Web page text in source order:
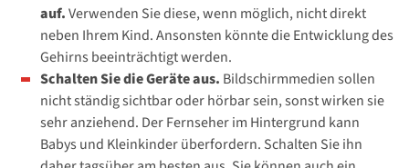
auf.Verwenden Sie diese, wenn möglich, nicht direkt
neben Ihrem Kind. Ansonsten könnte die Entwicklung des
Gehirns beeinträchtigt werden.
Schalten Sie die Geräte aus. Bildschirmmedien sollen
nicht ständig sichtbar oder hörbar sein, sonst wirken sie
sehr anziehend. Der Fernseher im Hintergrund kann
Babys und Kleinkinder überfordern. Schalten Sie ihn